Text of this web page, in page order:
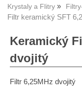
Krystaly a Flitry
Filtr keramický SFT
Keramický
dvojitý
Filtr 6,25MHz dvojitý